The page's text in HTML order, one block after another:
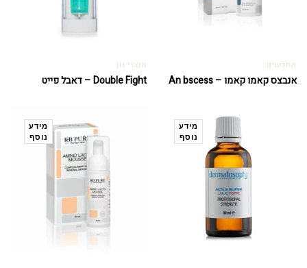
מחדשים
אנבצס קאמו קאמו – An bscess
מוצרי נון
Double Fight – דאבל פייט
מידע
נוסף
מידע
נוסף